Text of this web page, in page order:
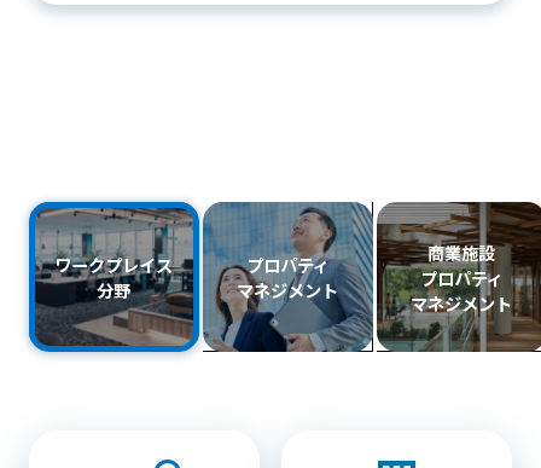
ワークプレイス
分野
プロパティ
マネジメント
商業施設
プロパティ
マネジメント